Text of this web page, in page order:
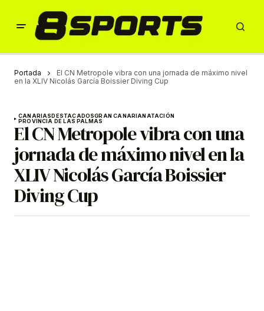
Portada
El CN Metropole vibra con una jornada de máximo nivel
en la XLIV Nicolás García Boissier Diving Cup
CANARIASDESTACADOSGRAN CANARIANATACIÓN
PROVINCIA DE LAS PALMAS
El CN Metropole vibra con una
jornada de máximo nivel en la
XLIV Nicolás García Boissier
Diving Cup